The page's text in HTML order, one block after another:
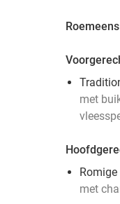
met
met